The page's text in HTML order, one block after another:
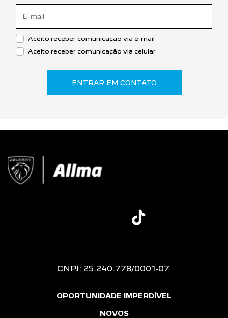
Aceito receber comunicação via e-mail
Aceito receber comunicação via celular
ENTRAR EM CONTATO
CNPJ: 25.240.778/0001-07
OPORTUNIDADE IMPERDÍVEL
NOVOS